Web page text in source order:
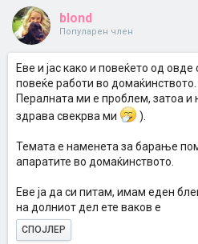
blond
Популарен член
Еве и јас како и повеќето од
повеќе работи во домаќинството.
Пералната ми е проблем, затоа и
здрава свекрва ми
).
Темата е наменета за барање
апаратите во домаќинството.
Еве ја да си питам, имам еден
на долниот дел ете ваков е
СПОЈЛЕР